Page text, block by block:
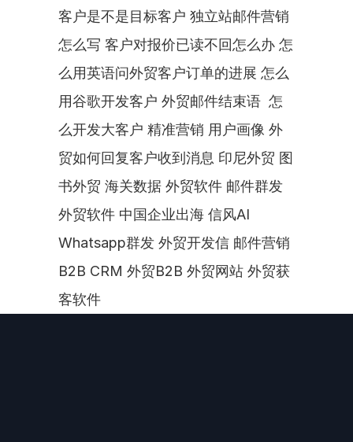
客户是不是目标客户 独立站邮件营销
怎么写 客户对报价已读不回怎么办 怎
么用英语问外贸客户订单的进展 怎么
用谷歌开发客户 外贸邮件结束语  怎
么开发大客户 精准营销 用户画像 外
贸如何回复客户收到消息 印尼外贸 图
书外贸 海关数据 外贸软件 邮件群发
外贸软件 中国企业出海 信风AI
Whatsapp群发 外贸开发信 邮件营销
B2B CRM 外贸B2B 外贸网站 外贸获
客软件